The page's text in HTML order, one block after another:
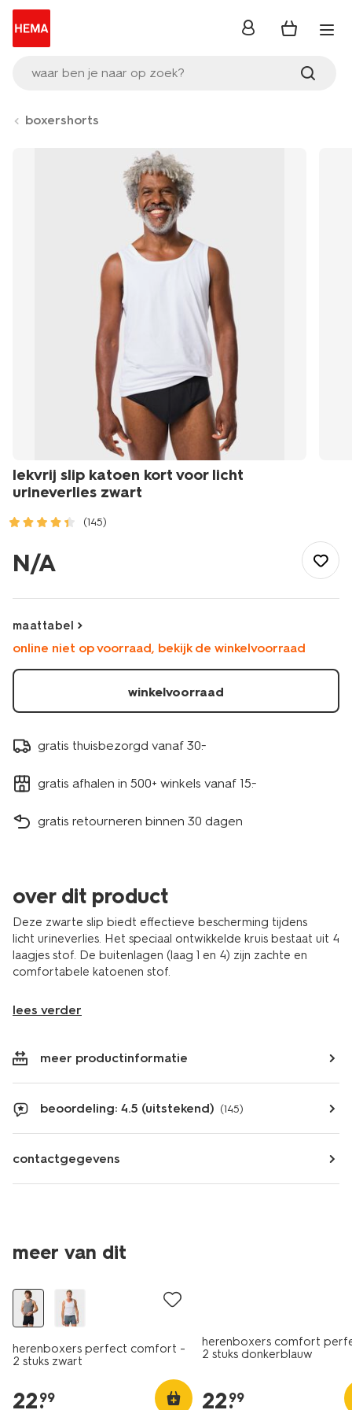
waar ben je naar op zoek?
inloggen
boxershorts
lekvrij slip katoen kort voor licht
urineverlies zwart
(145)
slip-
katoen-
voor-
licht-
zwart-
19170330BLACK.html
N/A
maattabel
online niet op voorraad, bekijk de winkelvoorraad
winkelvoorraad
gratis thuisbezorgd vanaf 30.-
gratis afhalen in 500+ winkels vanaf 15.-
gratis retourneren binnen 30 dagen
over dit product
Deze zwarte slip biedt effectieve bescherming tijdens
licht urineverlies. Het speciaal ontwikkelde kruis bestaat uit 4
laagjes stof. De buitenlagen (laag 1 en 4) zijn zachte en
comfortabele katoenen stof.
lees verder
meer productinformatie
beoordeling: 4.5 (uitstekend) (145)
contactgegevens
meer van dit
2+1 gratis
herenboxers perfect comfort -
2 stuks zwart
22.
99
herenboxers comfort
2 stuks donkerblauw
22.
99